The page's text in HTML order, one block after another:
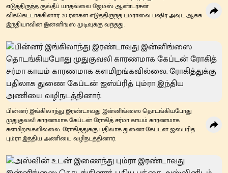
எடுத்திருந்த குல்தீப் யாதவ்வை ஜேம்ஸ் ஆண்டர்சன்
விக்கெட்டாக்கினார். 20 ரன்கள் எடுத்திருந்த பும்ராவை பஷிர் அவுட் ஆக்க
இந்தியாவின் இன்னிங்ஸ் முடிவுக்கு வந்தது.
பின்னர் இங்கிலாந்து இரண்டாவது இன்னிங்ஸை தொடங்கியபோது
முதுகுவலி காரணமாக கேப்டன் ரோகித் சர்மா காயம் காரணமாக
களமிறங்கவில்லை. ரோகித்துக்கு பதிலாக துணை கேப்டன் ஜஸ்ப்ரித்
பும்ரா இந்திய அணியை வழிநடத்தினார்.